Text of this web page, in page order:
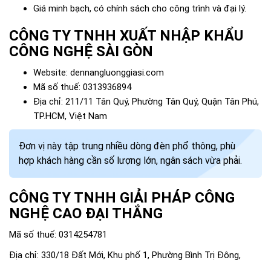
Giá minh bạch, có chính sách cho công trình và đại lý.
CÔNG TY TNHH XUẤT NHẬP KHẨU
CÔNG NGHỆ SÀI GÒN
Website: dennangluonggiasi.com
Mã số thuế: 0313936894
Địa chỉ: 211/11 Tân Quý, Phường Tân Quý, Quận Tân Phú,
TP.HCM, Việt Nam
Đơn vị này tập trung nhiều dòng đèn phổ thông, phù
hợp khách hàng cần số lượng lớn, ngân sách vừa phải.
CÔNG TY TNHH GIẢI PHÁP CÔNG
NGHỆ CAO ĐẠI THẮNG
Mã số thuế: 0314254781
Địa chỉ: 330/18 Đất Mới, Khu phố 1, Phường Bình Trị Đông,